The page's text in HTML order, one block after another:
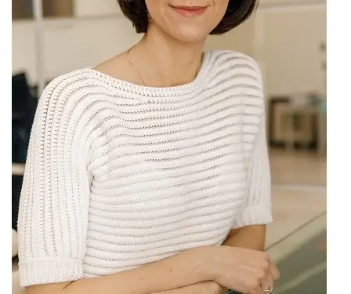
Straipsniai
Atsiliepimai
Kontaktai